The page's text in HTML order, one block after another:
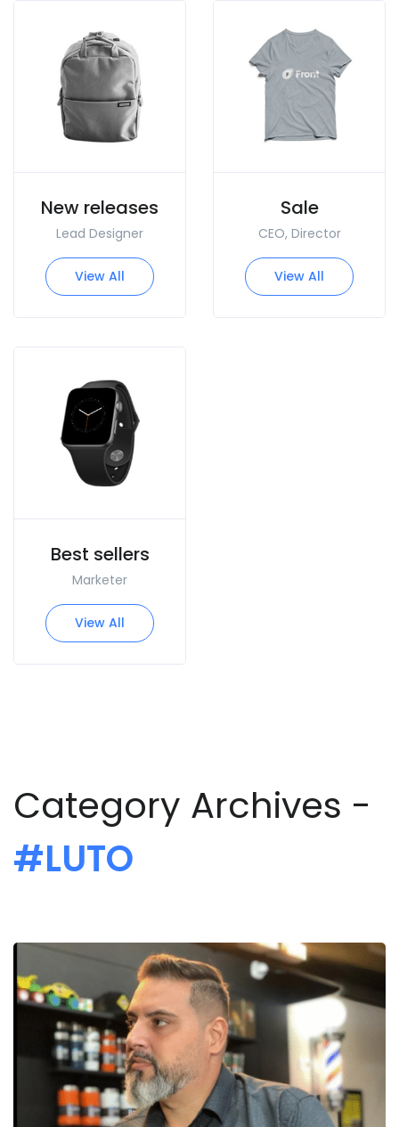
New releases
Lead Designer
View All
Sale
CEO, Director
View All
Best sellers
Marketer
View All
Category Archives -
#LUTO